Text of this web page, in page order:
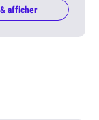
afficher